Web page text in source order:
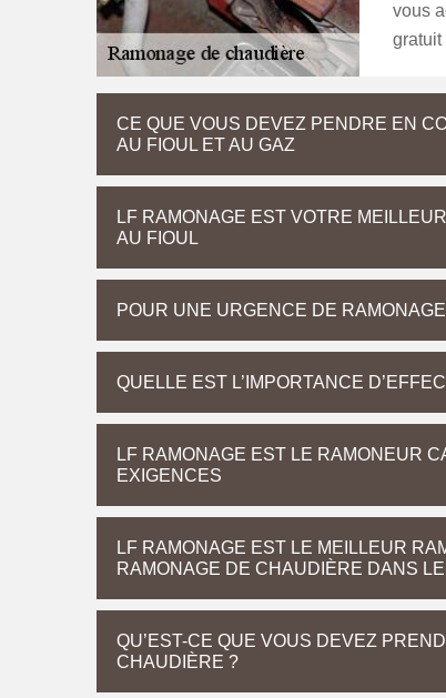
vous
gratuit
CE QUE VOUS DEVEZ PENDRE EN
AU FIOUL ET AU GAZ
LF RAMONAGE EST VOTRE
AU FIOUL
POUR UNE URGENCE DE
QUELLE EST L’IMPORTANCE
LF RAMONAGE EST LE RAMONEUR
EXIGENCES
LF RAMONAGE EST LE MEILLEUR
RAMONAGE DE CHAUDIÈRE DANS
QU’EST-CE QUE VOUS DEVEZ
CHAUDIÈRE ?